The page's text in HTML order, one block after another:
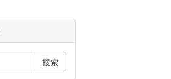
搜索